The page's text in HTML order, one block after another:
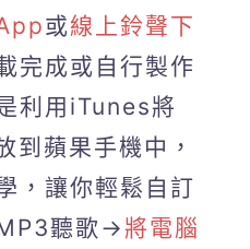
或線上鈴聲下
完成或自行製作
利用iTunes將
到蘋果手機中，
，讓你輕鬆自訂
聽歌→將電腦